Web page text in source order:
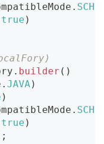
.
true )
. builder ( )
. JAVA )
)
.
true )
;